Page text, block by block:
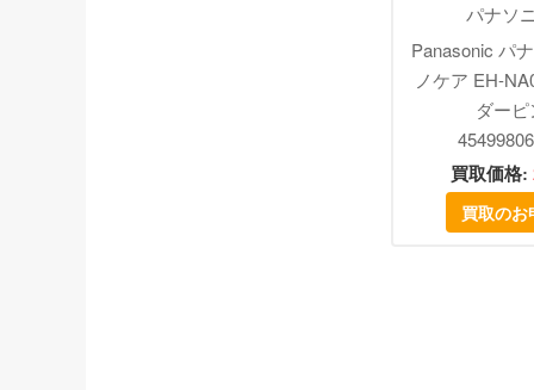
パナソ
Panasonic パ
ノケア EH-
ダー
買取価格:
買取のお